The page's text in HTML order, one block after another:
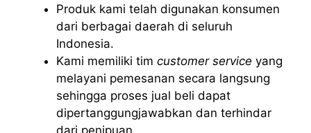
Produk kami telah digunakan konsumen
dari berbagai daerah di seluruh
Indonesia.
Kami memiliki tim customer service yang
melayani pemesanan secara langsung
sehingga proses jual beli dapat
dipertanggungjawabkan dan terhindar
dari penipuan.